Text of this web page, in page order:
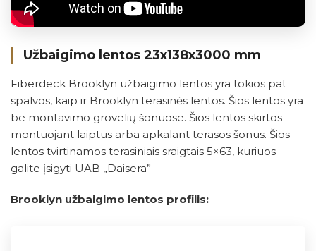
Užbaigimo lentos 23x138x3000 mm
Fiberdeck Brooklyn užbaigimo lentos yra tokios pat
spalvos, kaip ir Brooklyn terasinės lentos. Šios lentos yra
be montavimo grovelių šonuose. Šios lentos skirtos
montuojant laiptus arba apkalant terasos šonus. Šios
lentos tvirtinamos terasiniais sraigtais 5×63, kuriuos
galite įsigyti UAB „Daisera”
Brooklyn užbaigimo lentos profilis: